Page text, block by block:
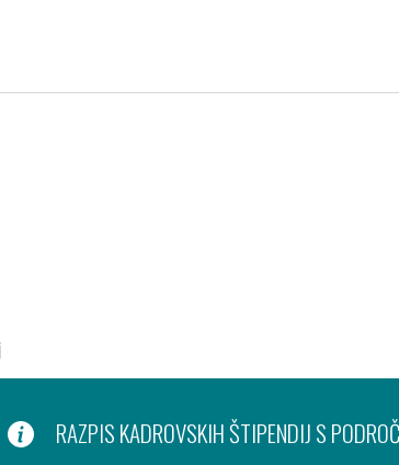
RAZPIS KADROVSKIH ŠTIPENDIJ S